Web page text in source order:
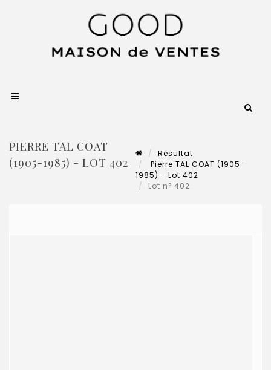
PIERRE TAL COAT
(1905-1985) - LOT 402
Résultat
Pierre TAL COAT (1905-
1985) - Lot 402
Lot n° 402